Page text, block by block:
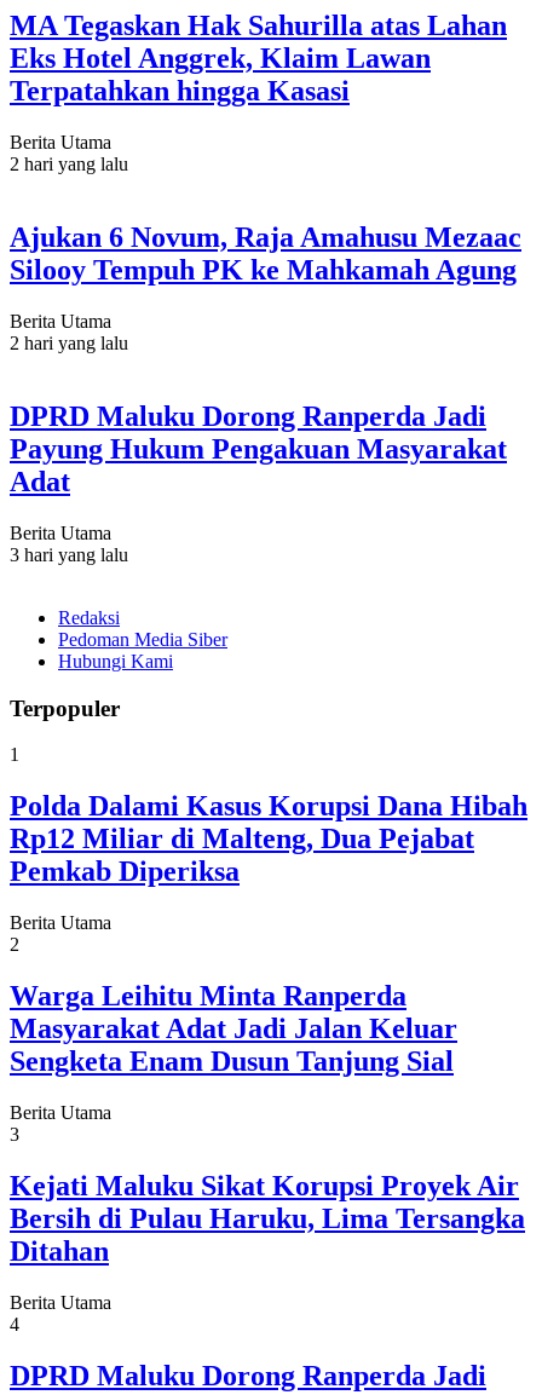
MA Tegaskan Hak Sahurilla atas Lahan
Eks Hotel Anggrek, Klaim Lawan
Terpatahkan hingga Kasasi
Berita Utama
2 hari yang lalu
Ajukan 6 Novum, Raja Amahusu Mezaac
Silooy Tempuh PK ke Mahkamah Agung
Berita Utama
2 hari yang lalu
DPRD Maluku Dorong Ranperda Jadi
Payung Hukum Pengakuan Masyarakat
Adat
Berita Utama
3 hari yang lalu
Redaksi
Pedoman Media Siber
Hubungi Kami
Terpopuler
1
Polda Dalami Kasus Korupsi Dana Hibah
Rp12 Miliar di Malteng, Dua Pejabat
Pemkab Diperiksa
Berita Utama
2
Warga Leihitu Minta Ranperda
Masyarakat Adat Jadi Jalan Keluar
Sengketa Enam Dusun Tanjung Sial
Berita Utama
3
Kejati Maluku Sikat Korupsi Proyek Air
Bersih di Pulau Haruku, Lima Tersangka
Ditahan
Berita Utama
4
DPRD Maluku Dorong Ranperda Jadi